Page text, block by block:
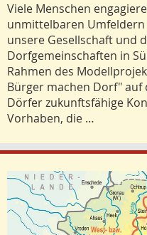
Viele Menschen
unmittelbaren
unsere Gesellschaft und
Dorfgemeinschaften in
Rahmen des
Bürger machen Dorf" auf
Dörfer zukunftsfähige
Vorhaben, die …